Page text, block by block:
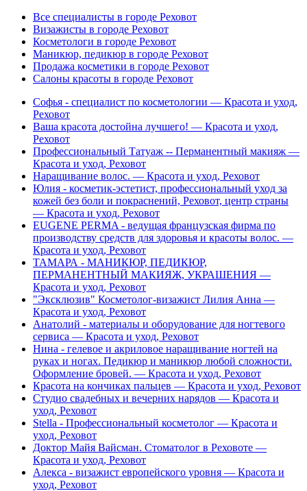
Все специалисты в городе Реховот
Визажисты в городе Реховот
Косметологи в городе Реховот
Маникюр, педикюр в городе Реховот
Продажа косметики в городе Реховот
Салоны красоты в городе Реховот
Софья - специалист по косметологии — Красота и уход,
Реховот
Ваша красота достойна лучшего! — Красота и уход,
Реховот
Профессиональный Татуаж -- Перманентный макияж —
Красота и уход, Реховот
Наращивание волос. — Красота и уход, Реховот
Юлия - косметик-эстетист, профессиональный уход за
кожей без боли и покраснений, Реховот, центр страны
— Красота и уход, Реховот
EUGENE PERMA - ведущая французская фирма по
производству средств для здоровья и красоты волос. —
Красота и уход, Реховот
ТАМАРА - МАНИКЮР, ПЕДИКЮР,
ПЕРМАНЕНТНЫЙ МАКИЯЖ, УКРАШЕНИЯ —
Красота и уход, Реховот
"Эксклюзив" Косметолог-визажист Лилия Анна —
Красота и уход, Реховот
Анатолий - материалы и оборудование для ногтевого
сервиса — Красота и уход, Реховот
Нина - гелевое и акриловое наращивание ногтей на
руках и ногах. Педикюр и маникюр любой сложности.
Оформление бровей. — Красота и уход, Реховот
Красота на кончиках пальцев — Красота и уход, Реховот
Студиo свадебных и вечерних нарядов — Красота и
уход, Реховот
Stella - Профессиональный косметолог — Красота и
уход, Реховот
Доктор Майя Вайсман. Стоматолог в Реховоте —
Красота и уход, Реховот
Алекса - визажист европейского уровня — Красота и
уход, Реховот